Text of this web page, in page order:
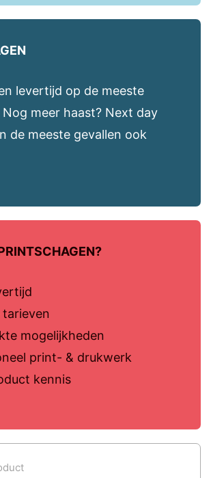
levertijd op de meeste
meer haast? Next day
de meeste gevallen ook
tarieven
mogelijkheden
print- & drukwerk
kennis